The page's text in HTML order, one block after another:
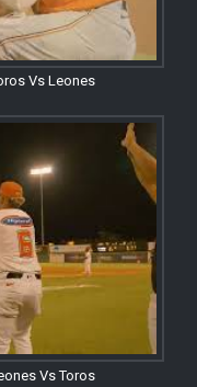
Vs Leones
Vs Toros